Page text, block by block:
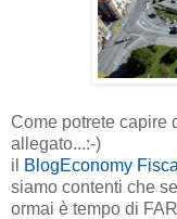
Come potrete capire
allegato...:-)
il
BlogEconomy
siamo contenti che
ormai è tempo di